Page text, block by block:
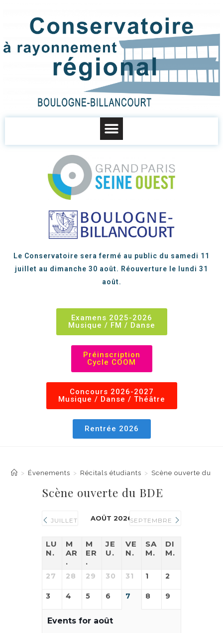
Le Conservatoire sera fermé au public du samedi 11
juillet au dimanche 30 août. Réouverture le lundi 31
août.
Examens 2025-2026
Musique / FM / Danse
Préinscription
Cycle COOM
Concours 2026-2027
Musique / Danse / Théâtre
Rentrée 2026
> Évenements > Récitals étudiants > Scène ouverte du
Scène ouverte du BDE
JUILLET AOÛT 2026SEPTEMBRE
LU
N.
M
AR
.
M
ER
.
JE
U.
VE
N.
SA
M.
DI
M.
27 28 29 30 31 1 2
3 4 5 6 7 8 9
Events for août